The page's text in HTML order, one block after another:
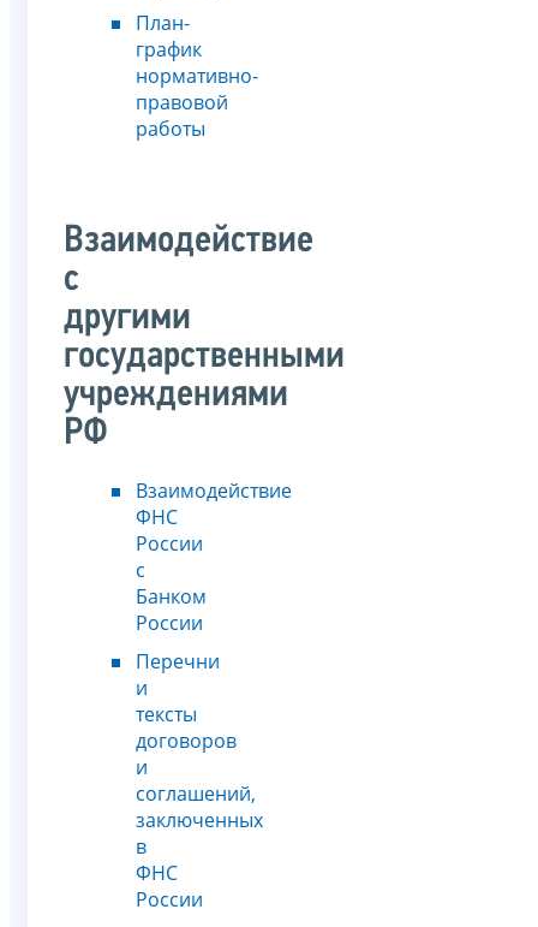
План-
график
нормативно-
правовой
работы
Взаимодействие
с
другими
государственными
учреждениями
РФ
Взаимодействие
ФНС
России
с
Банком
России
Перечни
и
тексты
договоров
и
соглашений,
заключенных
в
ФНС
России